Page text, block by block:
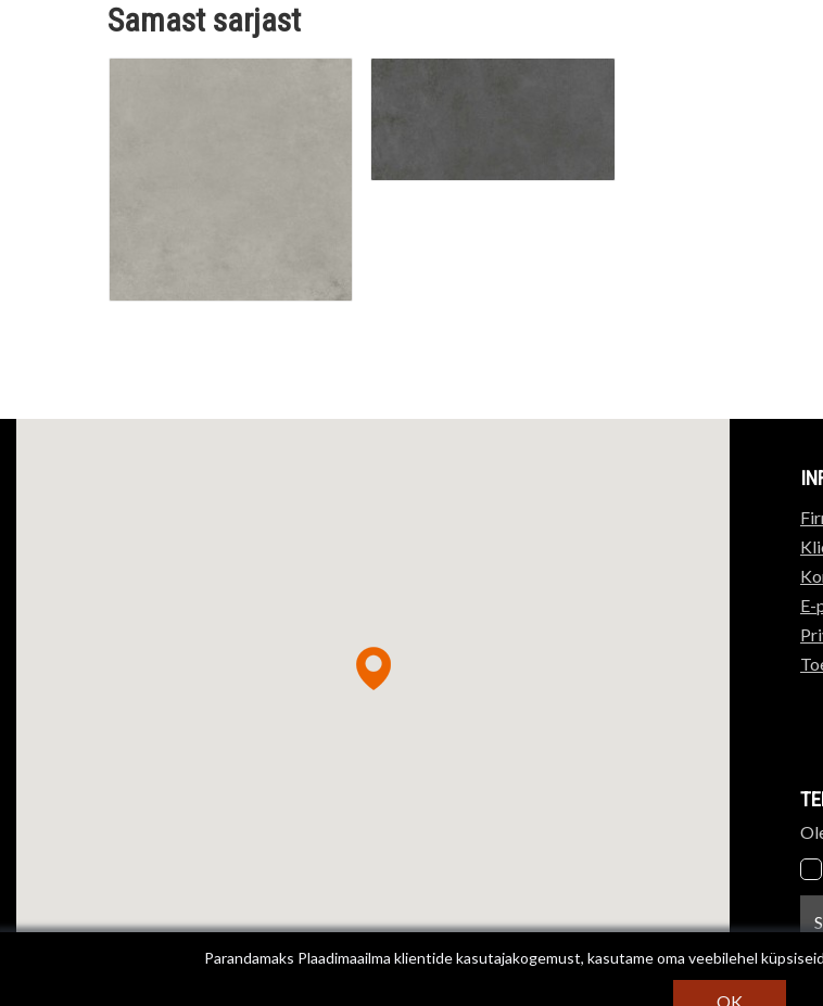
Parandamaks Plaadimaailma klientide kasutajakogemust, kasutame oma veebilehel
OK
Samast sarjast
E-